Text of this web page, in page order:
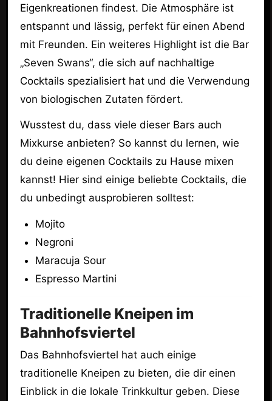
Eigenkreationen findest. Die Atmosphäre ist
entspannt und lässig, perfekt für einen Abend
mit Freunden. Ein weiteres Highlight ist die Bar
„Seven Swans“, die sich auf nachhaltige
Cocktails spezialisiert hat und die Verwendung
von biologischen Zutaten fördert.
Wusstest du, dass viele dieser Bars auch
Mixkurse anbieten? So kannst du lernen, wie
du deine eigenen Cocktails zu Hause mixen
kannst! Hier sind einige beliebte Cocktails, die
du unbedingt ausprobieren solltest:
Mojito
Negroni
Maracuja Sour
Espresso Martini
Traditionelle Kneipen im
Bahnhofsviertel
Das Bahnhofsviertel hat auch einige
traditionelle Kneipen zu bieten, die dir einen
Einblick in die lokale Trinkkultur geben. Diese